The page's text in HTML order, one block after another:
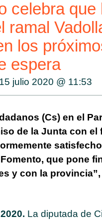
celebra que
ramal
los
espera
julio 2020 @ 11:53
(Cs) en el
de la Junta con el
que pone
y con la
La diputada de